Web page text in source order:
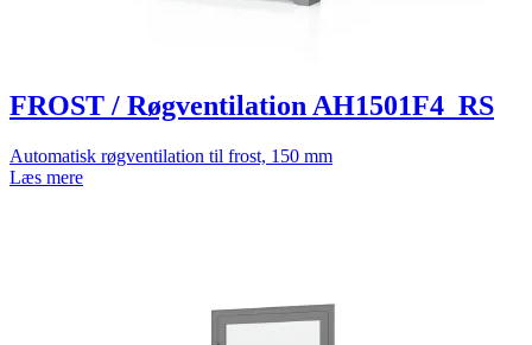
FROST / Røgventilation AH1501F4_RS
Automatisk røgventilation til frost, 150 mm
Læs mere